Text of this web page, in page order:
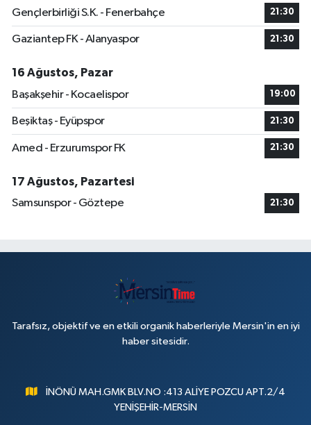
Gençlerbirliği S.K. - Fenerbahçe 21:30
Gaziantep FK - Alanyaspor 21:30
16 Ağustos, Pazar
Başakşehir - Kocaelispor
19:00
Beşiktaş - Eyüpspor 21:30
Amed - Erzurumspor FK 21:30
17 Ağustos, Pazartesi
Samsunspor - Göztepe
21:30
Tarafsız, objektif ve en etkili organik haberleriyle Mersin'in en iyi
haber sitesidir.
İNÖNÜ MAH.GMK BLV.NO :413 ALİYE POZCU APT.2/4
YENİŞEHİR-MERSİN